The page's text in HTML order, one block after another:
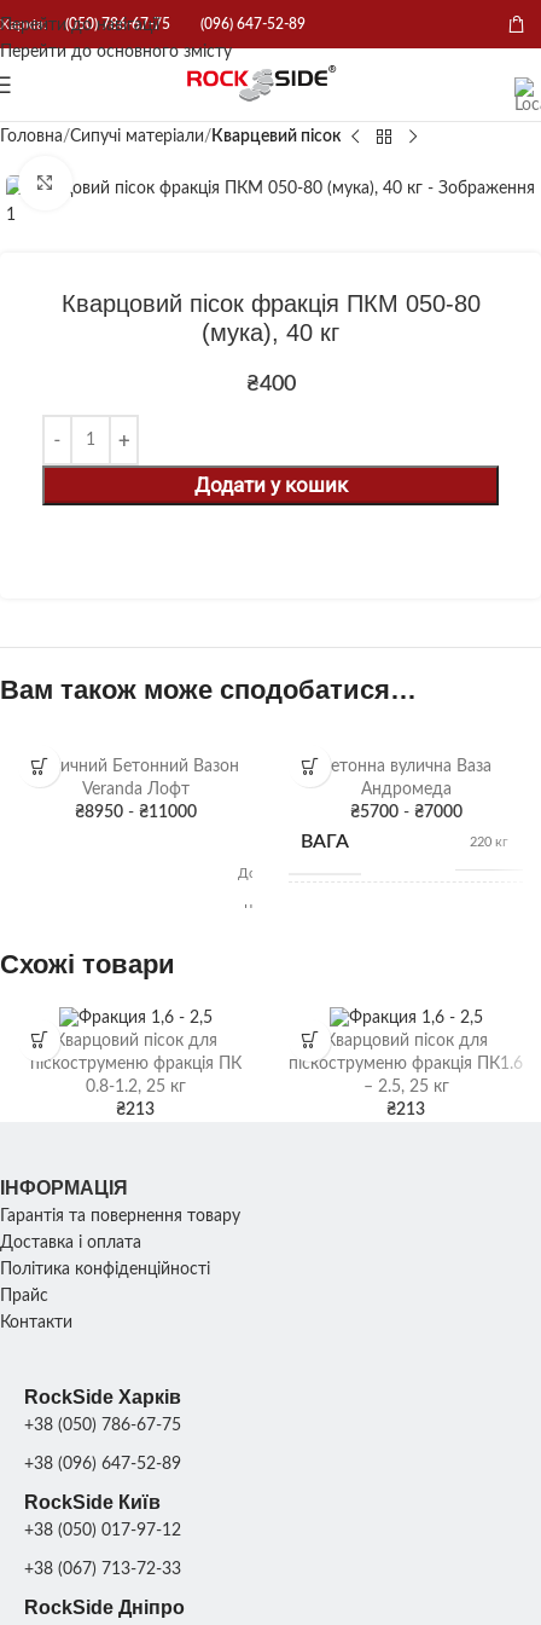
Перейти до навігації
Перейти до основного змісту
Харків: (050) 786-67-75 (096) 647-52-89
Головна Сипучі матеріали Кварцевий пісок
Натисніть, щоб збільшити
Кварцовий пісок фракція ПКМ 050-80
(мука), 40 кг
₴400
Додати у кошик
Вам також може сподобатися…
Вуличний Бетонний Вазон
Veranda Лофт
₴8950 - ₴11000
Довжина:
Ширина:
КОЛІР ВАЗОНУ
Бетонна вулична Ваза
Андромеда
₴5700 - ₴7000
ВАГА 220 кг
ДЕКОРУ
патина
Схожі товари
Кварцовий пісок для
піскоструменю фракція ПК
0.8-1.2, 25 кг
₴213
Кварцовий пісок для
піскоструменю фракція ПК1.6
– 2.5, 25 кг
₴213
ІНФОРМАЦІЯ
Гарантія та повернення товару
Доставка і оплата
Політика конфіденційності
Прайс
Контакти
RockSide Харків
+38 (050) 786-67-75
+38 (096) 647-52-89
RockSide Київ
+38 (050) 017-97-12
+38 (067) 713-72-33
RockSide Дніпро